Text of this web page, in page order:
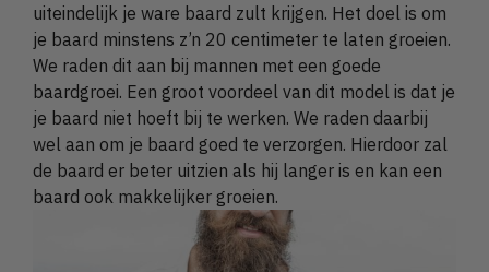
uiteindelijk je ware baard zult krijgen. Het doel is om
je baard minstens z’n 20 centimeter te laten groeien.
We raden dit aan bij mannen met een goede
baardgroei. Een groot voordeel van dit model is dat je
je baard niet hoeft bij te werken. We raden daarbij
wel aan om je baard goed te verzorgen. Hierdoor zal
de baard er beter uitzien als hij langer is en kan een
baard ook makkelijker groeien.